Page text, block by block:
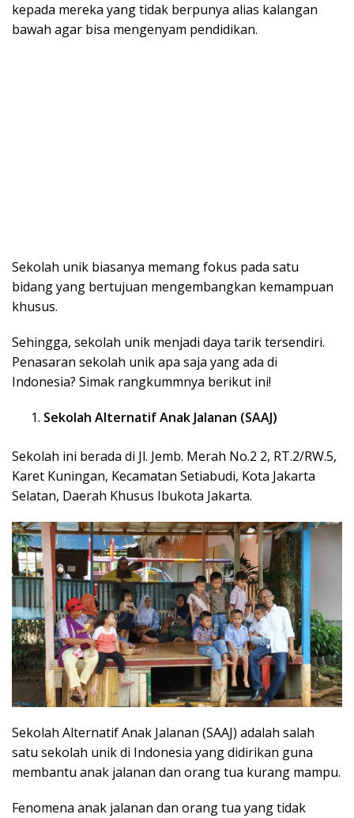
kepada mereka yang tidak berpunya alias kalangan
bawah agar bisa mengenyam pendidikan.
Sekolah unik biasanya memang fokus pada satu
bidang yang bertujuan mengembangkan kemampuan
khusus.
Sehingga, sekolah unik menjadi daya tarik tersendiri.
Penasaran sekolah unik apa saja yang ada di
Indonesia? Simak rangkummnya berikut ini!
Sekolah Alternatif Anak Jalanan (SAAJ)
Sekolah ini berada di Jl. Jemb. Merah No.2 2, RT.2/RW.5,
Karet Kuningan, Kecamatan Setiabudi, Kota Jakarta
Selatan, Daerah Khusus Ibukota Jakarta.
Sekolah Alternatif Anak Jalanan (SAAJ) adalah salah
satu sekolah unik di Indonesia yang didirikan guna
membantu anak jalanan dan orang tua kurang mampu.
Fenomena anak jalanan dan orang tua yang tidak